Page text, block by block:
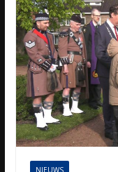
NIEUWS